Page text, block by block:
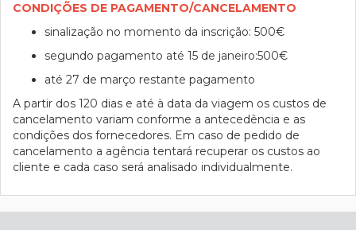
CONDIÇÕES DE PAGAMENTO/CANCELAMENTO
sinalização no momento da inscrição: 500€
segundo pagamento até 15 de janeiro:500€
até 27 de março restante pagamento
A partir dos 120 dias e até à data da viagem os custos de
cancelamento variam conforme a antecedência e as
condições dos fornecedores. Em caso de pedido de
cancelamento a agência tentará recuperar os custos ao
cliente e cada caso será analisado individualmente.